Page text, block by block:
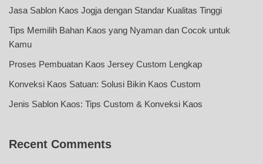
Jasa Sablon Kaos Jogja dengan Standar Kualitas Tinggi
Tips Memilih Bahan Kaos yang Nyaman dan Cocok untuk
Kamu
Proses Pembuatan Kaos Jersey Custom Lengkap
Konveksi Kaos Satuan: Solusi Bikin Kaos Custom
Jenis Sablon Kaos: Tips Custom & Konveksi Kaos
Recent Comments